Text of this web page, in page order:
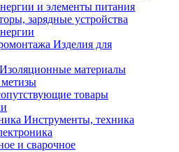
и элементы питания
зарядные устройства
Изделия для
материалы
товары
Инструменты, техника
и сварочное